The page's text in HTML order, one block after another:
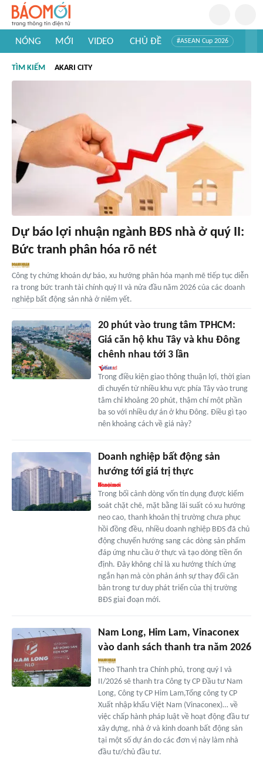
NÓNG MỚI VIDEO CHỦ ĐỀ #ASEAN Cup 2026
#Khám phá thế giới
TÌM KIẾM AKARI CITY
Dự báo lợi nhuận ngành BĐS nhà ở quý II:
Bức tranh phân hóa rõ nét
Công ty chứng khoán dự báo, xu hướng phân hóa mạnh mẽ tiếp tục diễn
ra trong bức tranh tài chính quý II và nửa đầu năm 2026 của các doanh
nghiệp bất động sản nhà ở niêm yết.
20 phút vào trung tâm TPHCM:
Giá căn hộ khu Tây và khu Đông
chênh nhau tới 3 lần
Trong điều kiện giao thông thuận lợi, thời gian
di chuyển từ nhiều khu vực phía Tây vào trung
tâm chỉ khoảng 20 phút, thậm chí một phần
ba so với nhiều dự án ở khu Đông. Điều gì tạo
nên khoảng cách về giá này?
Doanh nghiệp bất động sản
hướng tới giá trị thực
Trong bối cảnh dòng vốn tín dụng được kiểm
soát chặt chẽ, mặt bằng lãi suất có xu hướng
neo cao, thanh khoản thị trường chưa phục
hồi đồng đều, nhiều doanh nghiệp BĐS đã chủ
động chuyển hướng sang các dòng sản phẩm
đáp ứng nhu cầu ở thực và tạo dòng tiền ổn
định. Đây không chỉ là xu hướng thích ứng
ngắn hạn mà còn phản ánh sự thay đổi căn
bản trong tư duy phát triển của thị trường
BĐS giai đoạn mới.
Nam Long, Him Lam, Vinaconex
vào danh sách thanh tra năm 2026
Theo Thanh tra Chính phủ, trong quý I và
II/2026 sẽ thanh tra Công ty CP Đầu tư Nam
Long, Công ty CP Him Lam,Tổng công ty CP
Xuất nhập khẩu Việt Nam (Vinaconex)… về
việc chấp hành pháp luật về hoạt động đầu tư
xây dựng, nhà ở và kinh doanh bất động sản
tại một số dự án do các đơn vị này làm nhà
đầu tư/chủ đầu tư.